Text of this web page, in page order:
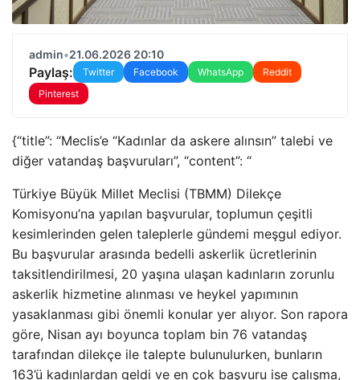
admin•21.06.2026 20:10
Paylaş: Twitter Facebook WhatsApp
Reddit
Pinterest
{“title”: “Meclis’e “Kadınlar da askere alınsın” talebi ve
diğer vatandaş başvuruları”, “content”: “
Türkiye Büyük Millet Meclisi (TBMM) Dilekçe
Komisyonu’na yapılan başvurular, toplumun çeşitli
kesimlerinden gelen taleplerle gündemi meşgul ediyor.
Bu başvurular arasında bedelli askerlik ücretlerinin
taksitlendirilmesi, 20 yaşına ulaşan kadınların zorunlu
askerlik hizmetine alınması ve heykel yapımının
yasaklanması gibi önemli konular yer alıyor. Son rapora
göre, Nisan ayı boyunca toplam bin 76 vatandaş
tarafından dilekçe ile talepte bulunulurken, bunların
163’ü kadınlardan geldi ve en çok başvuru ise çalışma,